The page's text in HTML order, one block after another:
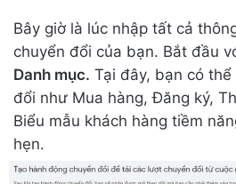
Bây giờ là lúc nhập tất cả
chuyển đổi của bạn. Bắt đầu
Danh mục. Tại đây, bạn có
đổi như Mua hàng, Đăng ký,
Biểu mẫu khách hàng tiềm
hẹn.